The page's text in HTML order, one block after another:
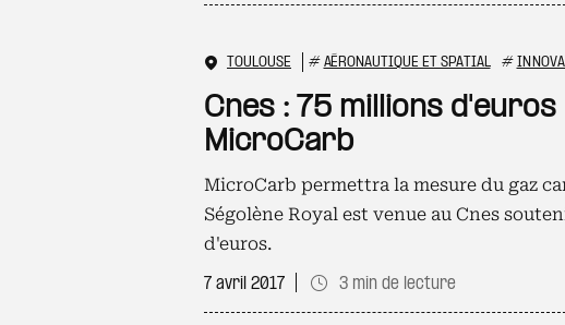
TOULOUSE # AÉRONAUTIQUE ET SPATIAL #
Cnes : 75 millions
MicroCarb
MicroCarb permettra la mesure du gaz
Ségolène Royal est venue au Cnes
d'euros.
7 avril 2017 3 min de lecture